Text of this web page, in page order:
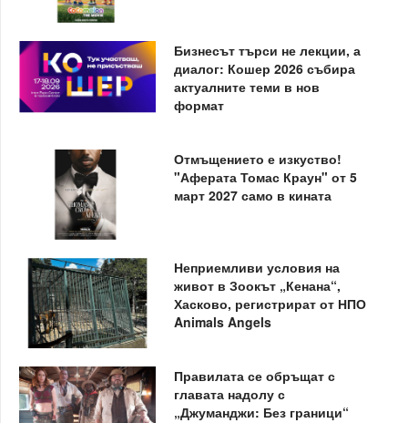
Бизнесът търси не лекции, а
диалог: Кошер 2026 събира
актуалните теми в нов
формат
Отмъщението е изкуство!
"Аферата Томас Краун" от 5
март 2027 само в кината
Неприемливи условия на
живот в Зоокът „Кенана“,
Хасково, регистрират от НПО
Animals Angels
Правилата се обръщат с
главата надолу с
„Джуманджи: Без граници“